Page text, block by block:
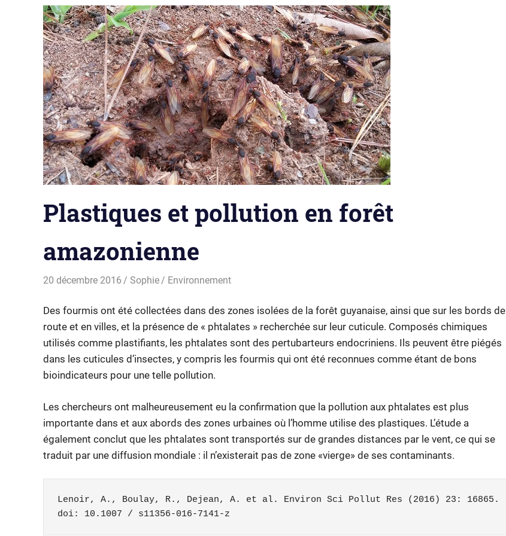
Plastiques et pollution en forêt
amazonienne
20 décembre 2016 Sophie Environnement
Des fourmis ont été collectées dans des zones isolées de la forêt guyanaise, ainsi que sur les bords de
route et en villes, et la présence de « phtalates » recherchée sur leur cuticule. Composés chimiques
utilisés comme plastifiants, les phtalates sont des pertubarteurs endocriniens. Ils peuvent être piégés
dans les cuticules d’insectes, y compris les fourmis qui ont été reconnues comme étant de bons
bioindicateurs pour une telle pollution.
Les chercheurs ont malheureusement eu la confirmation que la pollution aux phtalates est plus
importante dans et aux abords des zones urbaines où l’homme utilise des plastiques. L’étude a
également conclut que les phtalates sont transportés sur de grandes distances par le vent, ce qui se
traduit par une diffusion mondiale : il n’existerait pas de zone «vierge» de ses contaminants.
Lenoir, A., Boulay, R., Dejean, A. et al. Environ Sci Pollut Res (2016) 23: 16865.
doi: 10.1007 / s11356-016-7141-z